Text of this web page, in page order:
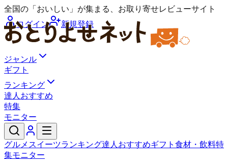
全国の「おいしい」が集まる、お取り寄せレビューサイト
ログイン
新規登録
ジャンル
ギフト
ランキング
達人おすすめ
特集
モニター
グルメ スイーツランキング達人おすすめギフト 食材・飲料特
集モニター